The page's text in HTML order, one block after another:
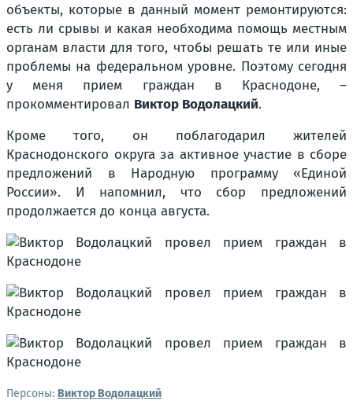
объекты, которые в данный момент ремонтируются:
есть ли срывы и какая необходима помощь местным
органам власти для того, чтобы решать те или иные
проблемы на федеральном уровне. Поэтому сегодня
у меня прием граждан в Краснодоне, –
прокомментировал Виктор Водолацкий.
Кроме того, он поблагодарил жителей
Краснодонского округа за активное участие в сборе
предложений в Народную программу «Единой
России». И напомнил, что сбор предложений
продолжается до конца августа.
Персоны: Виктор Водолацкий